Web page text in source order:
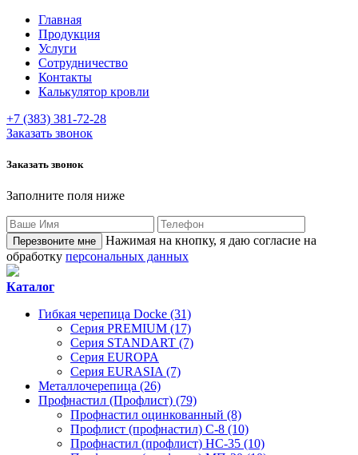
Главная
Продукция
Услуги
Сотрудничество
Контакты
Калькулятор кровли
+7 (383) 381-72-28
Заказать звонок
Заказать звонок
Заполните поля ниже
Нажимая на кнопку, я даю согласие на
обработку персональных данных
Каталог
Гибкая черепица Docke (31)
Серия PREMIUM (17)
Серия STANDART (7)
Серия EUROPA
Серия EURASIA (7)
Металлочерепица (26)
Профнастил (Профлист) (79)
Профнастил оцинкованный (8)
Профлист (профнастил) С-8 (10)
Профнастил (профлист) НС-35 (10)